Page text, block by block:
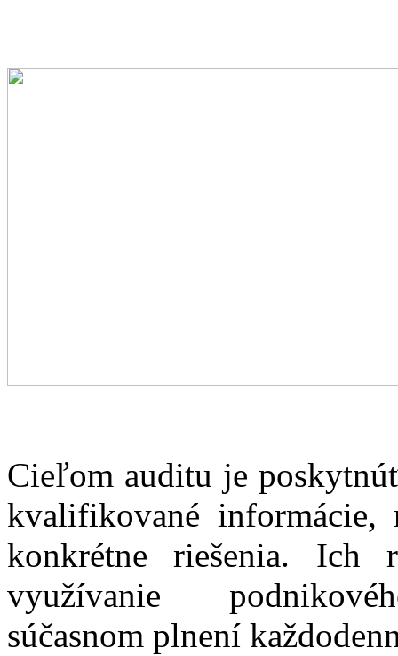
Cieľom auditu je
kvalifikované informácie,
konkrétne riešenia. Ich
využívanie
súčasnom plnení